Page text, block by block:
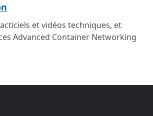
et vidéos techniques, et
Advanced Container Networking